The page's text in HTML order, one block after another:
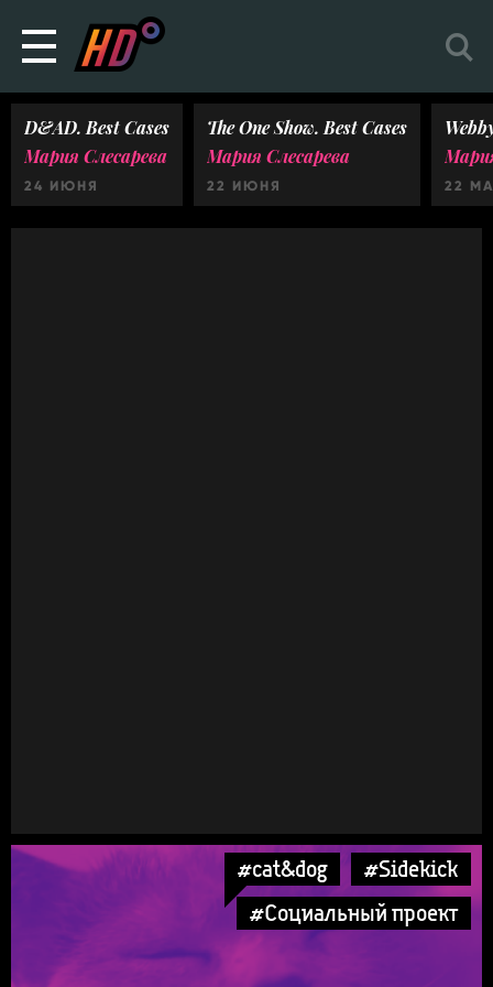
D&AD. Best Cases
Мария Слесарева
24 ИЮНЯ
The One Show. Best Cases
Мария Слесарева
22 ИЮНЯ 22
#cat&dog
#Sidekick
#Социальный проект